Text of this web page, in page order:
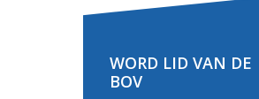
WORD LID VAN DE
BOV